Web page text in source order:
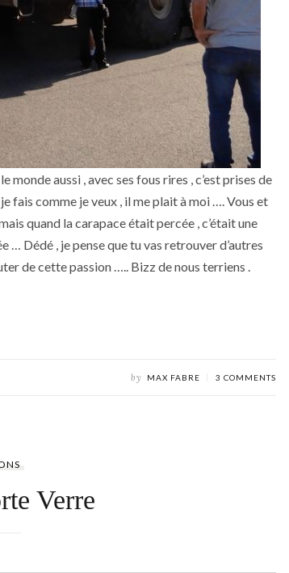
aussi , avec ses fous rires , c’est prises de
fais comme je veux , il me plait à moi …. Vous et
quand la carapace était percée , c’était une
Dédé , je pense que tu vas retrouver d’autres
de cette passion ….. Bizz de nous terriens .
by MAX FABRE 3 COMMENTS
Verre